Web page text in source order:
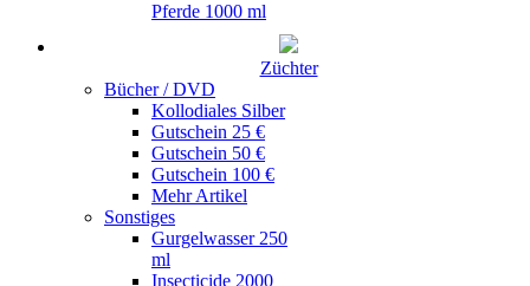
Pferde 1000 ml
Züchter
Bücher / DVD
Kollodiales Silber
Gutschein 25 €
Gutschein 50 €
Gutschein 100 €
Mehr Artikel
Sonstiges
Gurgelwasser 250
ml
Insecticide 2000